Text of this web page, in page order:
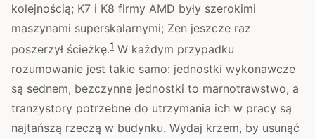
kolejnością; K7 i K8 firmy AMD były szerokimi
maszynami superskalarnymi; Zen jeszcze raz
poszerzył ścieżkę.1 W każdym przypadku
rozumowanie jest takie samo: jednostki wykonawcze
są sednem, bezczynne jednostki to marnotrawstwo, a
tranzystory potrzebne do utrzymania ich w pracy są
najtańszą rzeczą w budynku. Wydaj krzem, by usunąć